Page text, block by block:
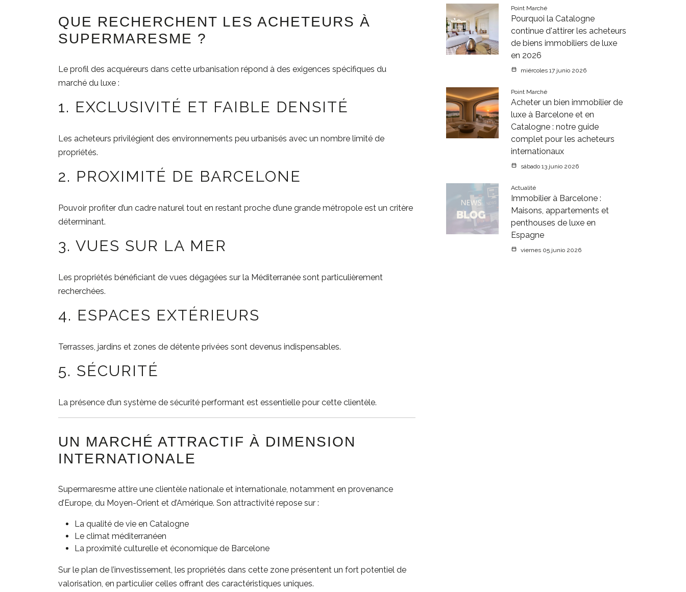
QUE RECHERCHENT LES ACHETEURS À
SUPERMARESME ?
Le profil des acquéreurs dans cette urbanisation répond à des exigences spécifiques du
marché du luxe :
1. EXCLUSIVITÉ ET FAIBLE DENSITÉ
Les acheteurs privilégient des environnements peu urbanisés avec un nombre limité de
propriétés.
2. PROXIMITÉ DE BARCELONE
Pouvoir profiter d’un cadre naturel tout en restant proche d’une grande métropole est un critère
déterminant.
3. VUES SUR LA MER
Les propriétés bénéficiant de vues dégagées sur la Méditerranée sont particulièrement
recherchées.
4. ESPACES EXTÉRIEURS
Terrasses, jardins et zones de détente privées sont devenus indispensables.
5. SÉCURITÉ
La présence d’un système de sécurité performant est essentielle pour cette clientèle.
UN MARCHÉ ATTRACTIF À DIMENSION
INTERNATIONALE
Supermaresme attire une clientèle nationale et internationale, notamment en provenance
d’Europe, du Moyen-Orient et d’Amérique. Son attractivité repose sur :
La qualité de vie en Catalogne
Le climat méditerranéen
La proximité culturelle et économique de Barcelone
Sur le plan de l’investissement, les propriétés dans cette zone présentent un fort potentiel de
valorisation, en particulier celles offrant des caractéristiques uniques.
Point Marché
Pourquoi la Catalogne
continue d'attirer les acheteurs
de biens immobiliers de luxe
en 2026
miércoles 17 junio 2026
Point Marché
Acheter un bien immobilier de
luxe à Barcelone et en
Catalogne : notre guide
complet pour les acheteurs
internationaux
sábado 13 junio 2026
Actualité
Immobilier à Barcelone :
Maisons, appartements et
penthouses de luxe en
Espagne
viernes 05 junio 2026